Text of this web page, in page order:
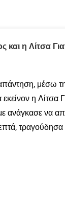
και η Λίτσα
μέσω
η Λίτσα
ανάγκασε να